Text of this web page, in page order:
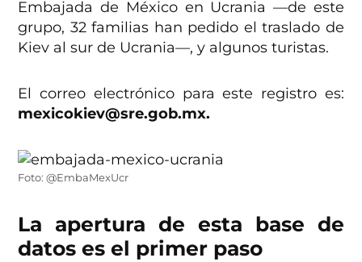
Embajada de México en Ucrania —de este
grupo, 32 familias han pedido el traslado de
Kiev al sur de Ucrania—, y algunos turistas.
El correo electrónico para este registro es:
mexicokiev@sre.gob.mx.
Foto: @EmbaMexUcr
La apertura de esta base de
datos es el primer paso